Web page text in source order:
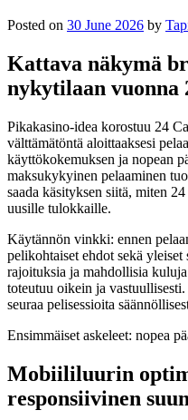
Posted on 30 June 2026 by
Kattava näkymä
nykytilaan vuonna
Pikakasino-idea korostuu 24
välttämätöntä aloittaaksesi
käyttökokemuksen ja nopean
maksukykyinen pelaaminen
saada käsityksen siitä, miten
uusille tulokkaille.
Käytännön vinkki: ennen
pelikohtaiset ehdot sekä yleiset
rajoituksia ja mahdollisia
toteutuu oikein ja
seuraa pelisessioita
Ensimmäiset askeleet: nopea
Mobiililuurin
responsiivinen